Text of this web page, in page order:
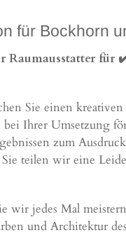
für Bockhorn
für
Sie einen kreativen
Ihrer Umsetzung
zum
teilen wir eine
wir jedes Mal
und Architektur